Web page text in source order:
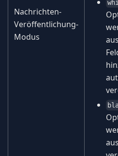
Nachrichten-
Veröffentlichung-
Modus